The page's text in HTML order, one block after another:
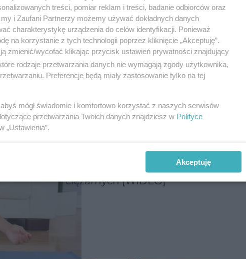
Co można ćwiczyć w
ciężarnych [WIDEO]
treści, pomiar reklam i treści, badanie odbiorców oraz
i Zaufani Partnerzy możemy używać dokładnych danych
charakterystykę urządzenia do celów identyfikacji. Ponieważ
na korzystanie z tych technologii poprzez kliknięcie „Akceptuję”.
zmienić/wycofać klikając przycisk ustawień prywatności znajdujący
rodzaje przetwarzania danych nie wymagają zgody użytkownika,
Preferencje będą miały zastosowanie tylko na tej
mógł świadomie i komfortowo korzystać z naszych serwisów
przetwarzania Twoich danych znajdziesz w Polityce
„Ustawienia”.
Akceptuję